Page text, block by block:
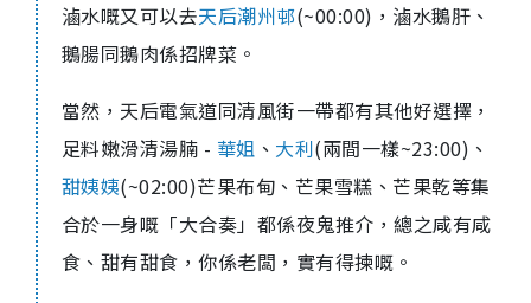
滷水嘅又可以去天后潮州邨(~00:00)，滷水鵝肝、
鵝腸同鵝肉係招牌菜。
當然，天后電氣道同清風街一帶都有其他好選擇，
足料嫩滑清湯腩 - 華姐 、 大利(兩間一樣~23:00)、
甜姨姨(~02:00)芒果布甸、芒果雪糕、芒果乾等集
合於一身嘅「大合奏」都係夜鬼推介，總之咸有咸
食、甜有甜食，你係老闆，實有得揀嘅。